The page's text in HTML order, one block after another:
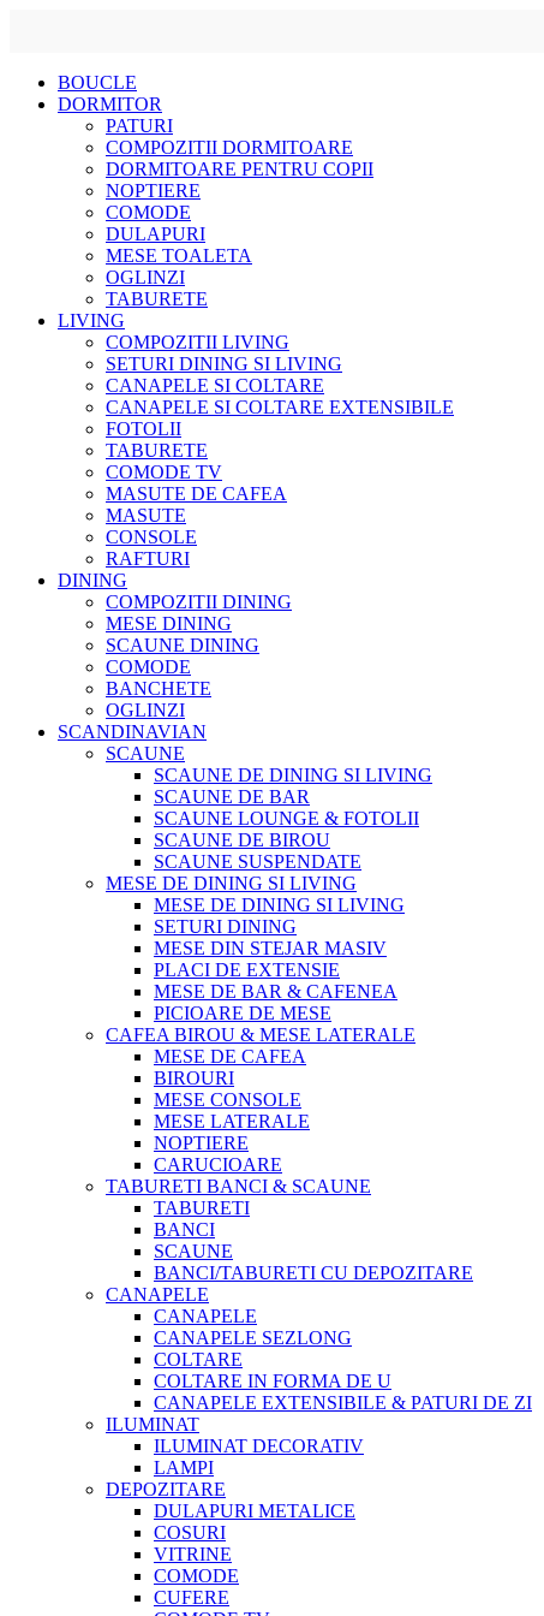
content
BOUCLE
DORMITOR
PATURI
COMPOZITII DORMITOARE
DORMITOARE PENTRU COPII
NOPTIERE
COMODE
DULAPURI
MESE TOALETA
OGLINZI
TABURETE
LIVING
COMPOZITII LIVING
SETURI DINING SI LIVING
CANAPELE SI COLTARE
CANAPELE SI COLTARE EXTENSIBILE
FOTOLII
TABURETE
COMODE TV
MASUTE DE CAFEA
MASUTE
CONSOLE
RAFTURI
DINING
COMPOZITII DINING
MESE DINING
SCAUNE DINING
COMODE
BANCHETE
OGLINZI
SCANDINAVIAN
SCAUNE
SCAUNE DE DINING SI LIVING
SCAUNE DE BAR
SCAUNE LOUNGE & FOTOLII
SCAUNE DE BIROU
SCAUNE SUSPENDATE
MESE DE DINING SI LIVING
MESE DE DINING SI LIVING
SETURI DINING
MESE DIN STEJAR MASIV
PLACI DE EXTENSIE
MESE DE BAR & CAFENEA
PICIOARE DE MESE
CAFEA BIROU & MESE LATERALE
MESE DE CAFEA
BIROURI
MESE CONSOLE
MESE LATERALE
NOPTIERE
CARUCIOARE
TABURETI BANCI & SCAUNE
TABURETI
BANCI
SCAUNE
BANCI/TABURETI CU DEPOZITARE
CANAPELE
CANAPELE
CANAPELE SEZLONG
COLTARE
COLTARE IN FORMA DE U
CANAPELE EXTENSIBILE & PATURI DE ZI
ILUMINAT
ILUMINAT DECORATIV
LAMPI
DEPOZITARE
DULAPURI METALICE
COSURI
VITRINE
COMODE
CUFERE